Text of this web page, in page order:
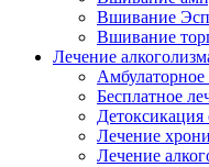
Вшивание
Вшивание
Лечение
Амбулаторное
Бесплатное
Детоксикация
Лечение
Лечение